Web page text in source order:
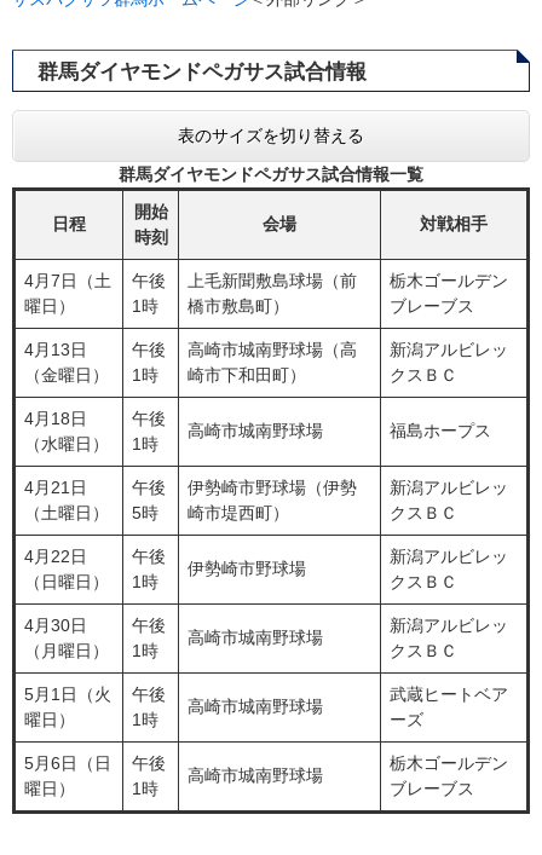
群馬ダイヤモンドペガサス試合情報
表のサイズを切り替える
群馬ダイヤモンドペガサス試合情報一覧
日程
開始
時刻
会場 対戦相手
4月7日（土
曜日）
午後
1時
上毛新聞敷島球場（前
橋市敷島町）
栃木ゴールデン
ブレーブス
4月13日
（金曜日）
午後
1時
高崎市城南野球場（高
崎市下和田町）
新潟アルビレッ
クスＢＣ
4月18日
（水曜日）
午後
1時
高崎市城南野球場 福島ホープス
4月21日
（土曜日）
午後
5時
伊勢崎市野球場（伊勢
崎市堤西町）
新潟アルビレッ
クスＢＣ
4月22日
（日曜日）
午後
1時
伊勢崎市野球場
新潟アルビレッ
クスＢＣ
4月30日
（月曜日）
午後
1時
高崎市城南野球場
新潟アルビレッ
クスＢＣ
5月1日（火
曜日）
午後
1時
高崎市城南野球場
武蔵ヒートベア
ーズ
5月6日（日
曜日）
午後
1時
高崎市城南野球場
栃木ゴールデン
ブレーブス